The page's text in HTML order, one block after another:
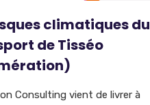
climatiques du
de Tisséo
Consulting vient de livrer à